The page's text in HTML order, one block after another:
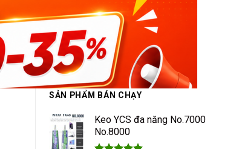
SẢN PHẨM BÁN CHẠY
Keo YCS đa năng No.7000
No.8000